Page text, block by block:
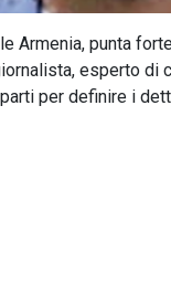
Armenia, punta
esperto di
per definire i